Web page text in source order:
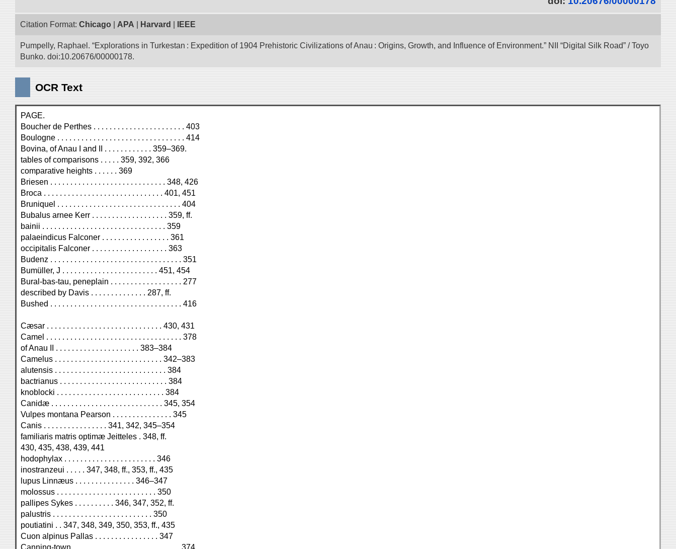
Citation Format: Chicago APA Harvard IEEE
Pumpelly, Raphael. “Explorations in Turkestan : Expedition of 1904 Prehistoric Civilizations of Anau : Origins, Growth, and Influence of Environment.” NII “Digital Silk Road” / Toyo
Bunko. doi:10.20676/00000178.
OCR Text
PAGE.
Boucher de Perthes . . . . . . . . . . . . . . . . . . . . . . . 403
Boulogne . . . . . . . . . . . . . . . . . . . . . . . . . . . . . . . . 414
Bovina, of Anau I and II . . . . . . . . . . . . 359–369.
tables of comparisons . . . . . 359, 392, 366
comparative heights . . . . . . 369
Briesen . . . . . . . . . . . . . . . . . . . . . . . . . . . . . 348, 426
Broca . . . . . . . . . . . . . . . . . . . . . . . . . . . . . . 401, 451
Bruniquel . . . . . . . . . . . . . . . . . . . . . . . . . . . . . . . 404
Bubalus arnee Kerr . . . . . . . . . . . . . . . . . . . 359, ff.
bainii . . . . . . . . . . . . . . . . . . . . . . . . . . . . . . . 359
palaeindicus Falconer . . . . . . . . . . . . . . . . . 361
occipitalis Falconer . . . . . . . . . . . . . . . . . . . 363
Budenz . . . . . . . . . . . . . . . . . . . . . . . . . . . . . . . . . 351
Bumüller, J . . . . . . . . . . . . . . . . . . . . . . . . 451, 454
Bural-bas-tau, peneplain . . . . . . . . . . . . . . . . . . 277
described by Davis . . . . . . . . . . . . . . 287, ff.
Bushed . . . . . . . . . . . . . . . . . . . . . . . . . . . . . . . . . 416
Cæsar . . . . . . . . . . . . . . . . . . . . . . . . . . . . . 430, 431
Camel . . . . . . . . . . . . . . . . . . . . . . . . . . . . . . . . . . 378
of Anau II . . . . . . . . . . . . . . . . . . . . . 383–384
Camelus . . . . . . . . . . . . . . . . . . . . . . . . . . . 342–383
alutensis . . . . . . . . . . . . . . . . . . . . . . . . . . . . 384
bactrianus . . . . . . . . . . . . . . . . . . . . . . . . . . . 384
knoblocki . . . . . . . . . . . . . . . . . . . . . . . . . . . 384
Canidæ . . . . . . . . . . . . . . . . . . . . . . . . . . . . 345, 354
Vulpes montana Pearson . . . . . . . . . . . . . . . 345
Canis . . . . . . . . . . . . . . . . 341, 342, 345–354
familiaris matris optimæ Jeitteles . 348, ff.
430, 435, 438, 439, 441
hodophylax . . . . . . . . . . . . . . . . . . . . . . . 346
inostranzeui . . . . . 347, 348, ff., 353, ff., 435
lupus Linnæus . . . . . . . . . . . . . . . 346–347
molossus . . . . . . . . . . . . . . . . . . . . . . . . . 350
pallipes Sykes . . . . . . . . . . 346, 347, 352, ff.
palustris . . . . . . . . . . . . . . . . . . . . . . . . . 350
poutiatini . . 347, 348, 349, 350, 353, ff., 435
Cuon alpinus Pallas . . . . . . . . . . . . . . . . 347
Canning-town . . . . . . . . . . . . . . . . . . . . . . . . . . . 374